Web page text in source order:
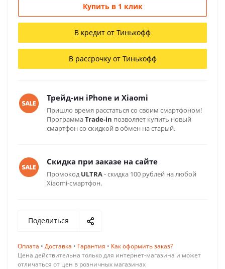
Купить в 1 клик
В кредит от Тинькофф
В рассрочку от Тинькофф
Трейд-ин iPhone и Xiaomi
Пришло время расстаться со своим смартфоном!
ПрограммаTrade-in позволяет купить новый
смартфон со скидкой в обмен на старый.
Скидка при заказе на сайте
Промокод ULTRA- скидка 100 рублей на любой
Xiaomi-смартфон.
Поделиться
Оплата • Доставка • Гарантия • Как оформить заказ?
Цена действительна только для интернет-магазина и может
отличаться от цен в розничных магазинах